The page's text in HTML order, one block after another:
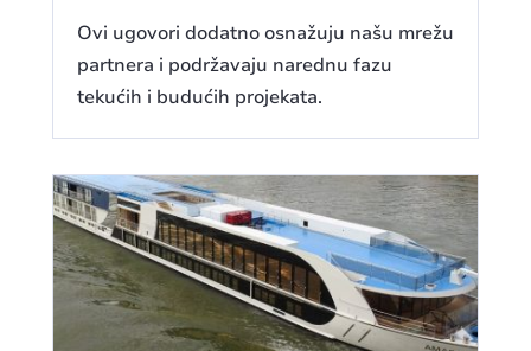
Ovi ugovori dodatno osnažuju našu mrežu
partnera i podržavaju narednu fazu
tekućih i budućih projekata.